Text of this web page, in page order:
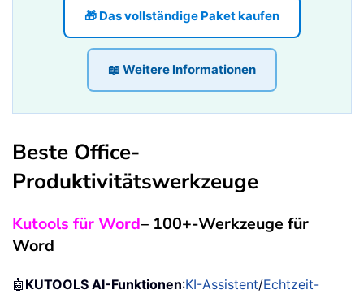
🎁 Das vollständige Paket kaufen
📖 Weitere Informationen
Beste Office-
Produktivitätswerkzeuge
Kutools für Word– 100+-Werkzeuge für
Word
🤖 KUTOOLS AI-Funktionen:KI-Assistent/Echtzeit-